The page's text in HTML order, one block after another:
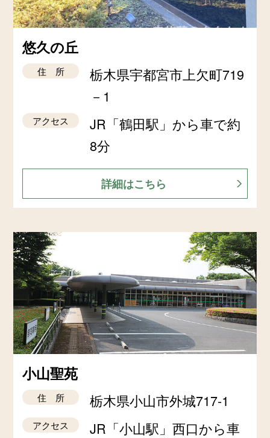
悠久の丘
住 所
栃木県宇都宮市上欠町719
－1
アクセス
JR「鶴田駅」から車で約
8分
詳細はこちら
小山聖苑
住 所 栃木県小山市外城717-1
アクセス
JR「小山駅」西口から車